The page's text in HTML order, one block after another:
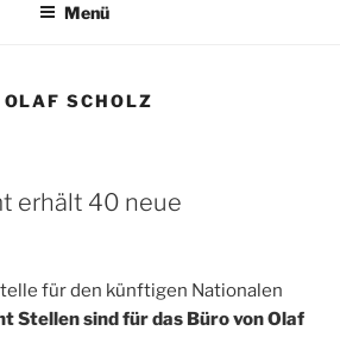
Menü
OLAF SCHOLZ
erhält 40 neue
für den künftigen Nationalen
Stellen sind für das Büro von Olaf